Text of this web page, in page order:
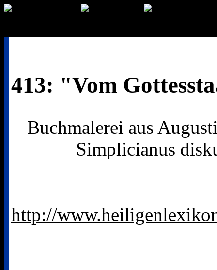
413: "Vom
Buchmalerei aus
Simplicianus
http://